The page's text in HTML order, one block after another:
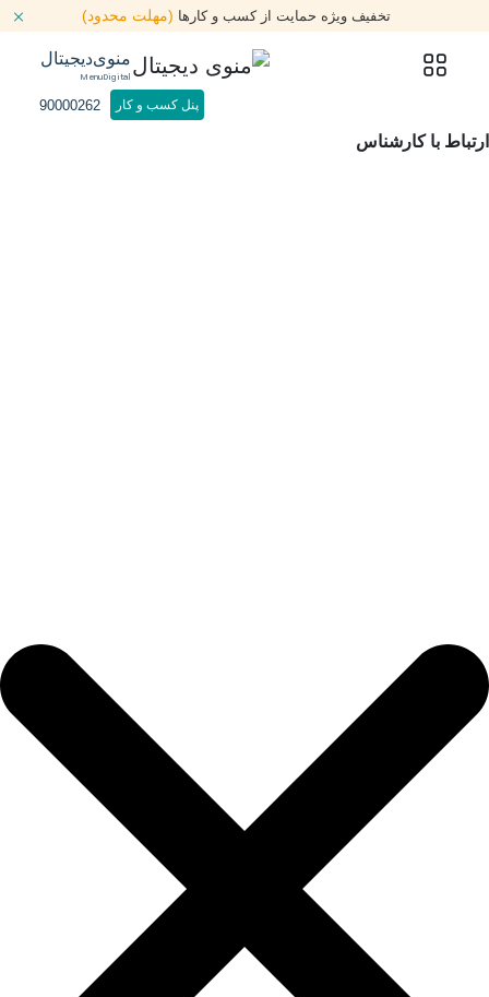
تخفیف ویژه حمایت از کسب و کارها (مهلت محدود)
منوی‌دیجیتال
MenuDigital
پنل کسب و کار
90000262
ارتباط با کارشناس